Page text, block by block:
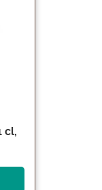
cl,